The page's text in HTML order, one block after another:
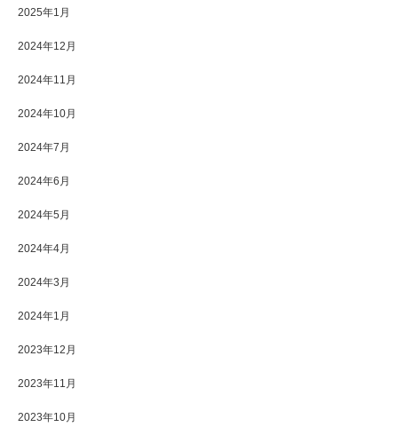
2025年1月
2024年12月
2024年11月
2024年10月
2024年7月
2024年6月
2024年5月
2024年4月
2024年3月
2024年1月
2023年12月
2023年11月
2023年10月